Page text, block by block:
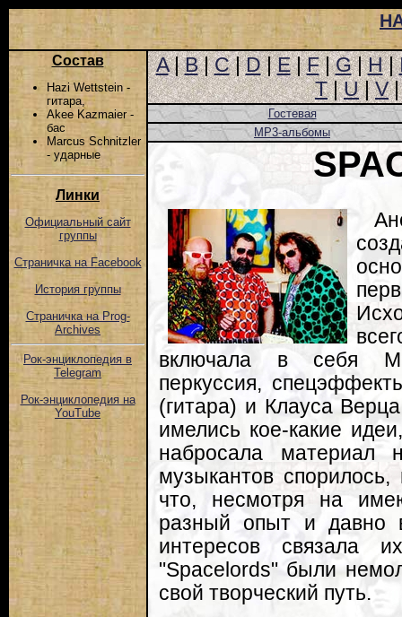
Состав
Hazi Wettstein -
гитара,
Akee Kazmaier -
бас
Marcus Schnitzler
- ударные
Линки
Официальный сайт
группы
Страничка на Facebook
История группы
Страничка на Prog-
Archives
Рок-энциклопедия в
Telegram
Рок-энциклопедия на
YouTube
A|B|C|D|E|F|G|H|
T|U|V
Гостевая
MP3-альбомы
включала в себя
перкуссия,
(гитара) и Клауса
имелись кое-какие
набросала материал
музыкантов
что, несмотря на
разный опыт и давно
интересов связала
"Spacelords" были
свой творческий путь.